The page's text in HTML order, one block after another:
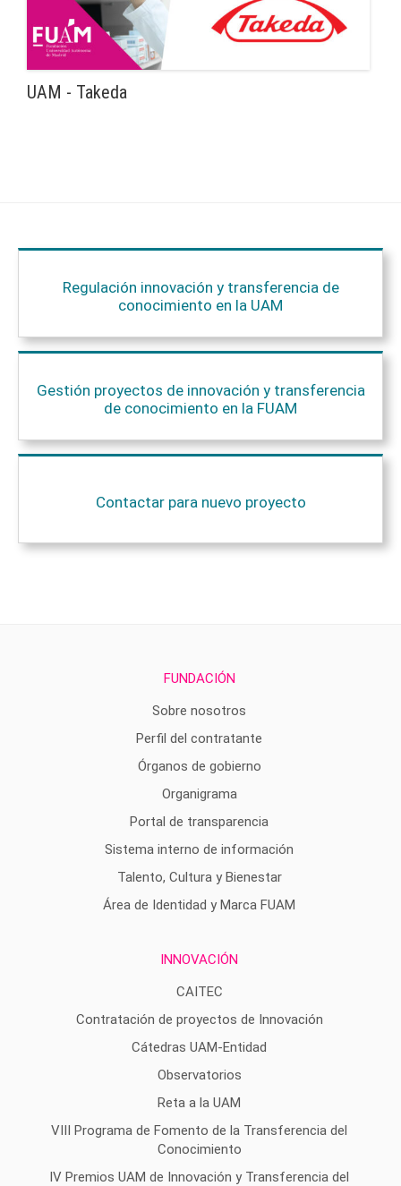
UAM - Takeda
Regulación innovación y transferencia de
conocimiento en la UAM
Gestión proyectos de innovación y transferencia
de conocimiento en la FUAM
Contactar para nuevo proyecto
FUNDACIÓN
Sobre nosotros
Perfil del contratante
Órganos de gobierno
Organigrama
Portal de transparencia
Sistema interno de información
Talento, Cultura y Bienestar
Área de Identidad y Marca FUAM
INNOVACIÓN
CAITEC
Contratación de proyectos de Innovación
Cátedras UAM-Entidad
Observatorios
Reta a la UAM
VIII Programa de Fomento de la Transferencia del
Conocimiento
IV Premios UAM de Innovación y Transferencia del